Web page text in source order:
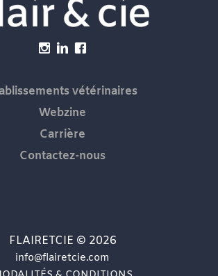
vétérinaires
Webzine
Carrière
Contactez-nous
FLAIRETCIE © 2026
info@flairetcie.com